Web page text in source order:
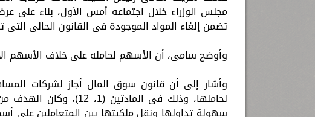
مجلس الوزراء خلال اجتماعه أمس الأول، بناء على
تضمن إلغاء المواد الموجودة فى القانون الحالى
وأوضح سامى، أن الأسهم لحامله على خلاف الأسهم
وأشار إلى أن قانون سوق المال أجاز لشركات
لحاملها، وذلك فى
سهولة تداولها ونقل ملكيتها بين المتعاملين على